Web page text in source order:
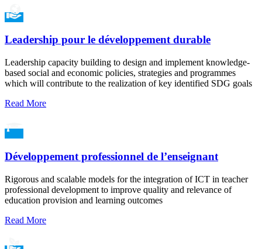
Leadership pour le développement durable
Leadership capacity building to design and implement knowledge-
based social and economic policies, strategies and programmes
which will contribute to the realization of key identified SDG goals
Read More
Développement professionnel de l’enseignant
Rigorous and scalable models for the integration of ICT in teacher
professional development to improve quality and relevance of
education provision and learning outcomes
Read More